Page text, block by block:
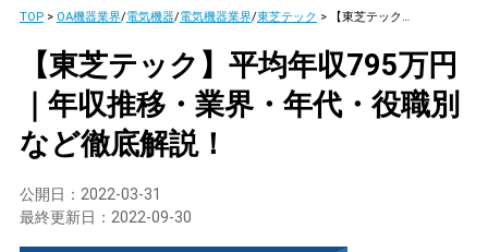
TOP> OA機器業界/電気機器/電気機器業界/東芝テック > 【東芝テック】平均年収795万円｜年収推移・業界・年代・役職別など徹底解説！
【東芝テック】平均年収795万円
｜年収推移・業界・年代・役職別
など徹底解説！
公開日： 2022-03-31
最終更新日： 2022-09-30